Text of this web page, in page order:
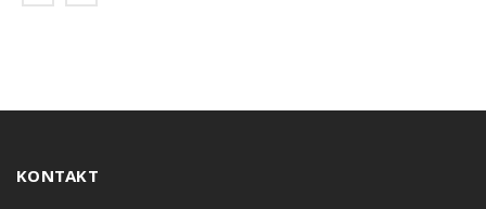
KONTAKT